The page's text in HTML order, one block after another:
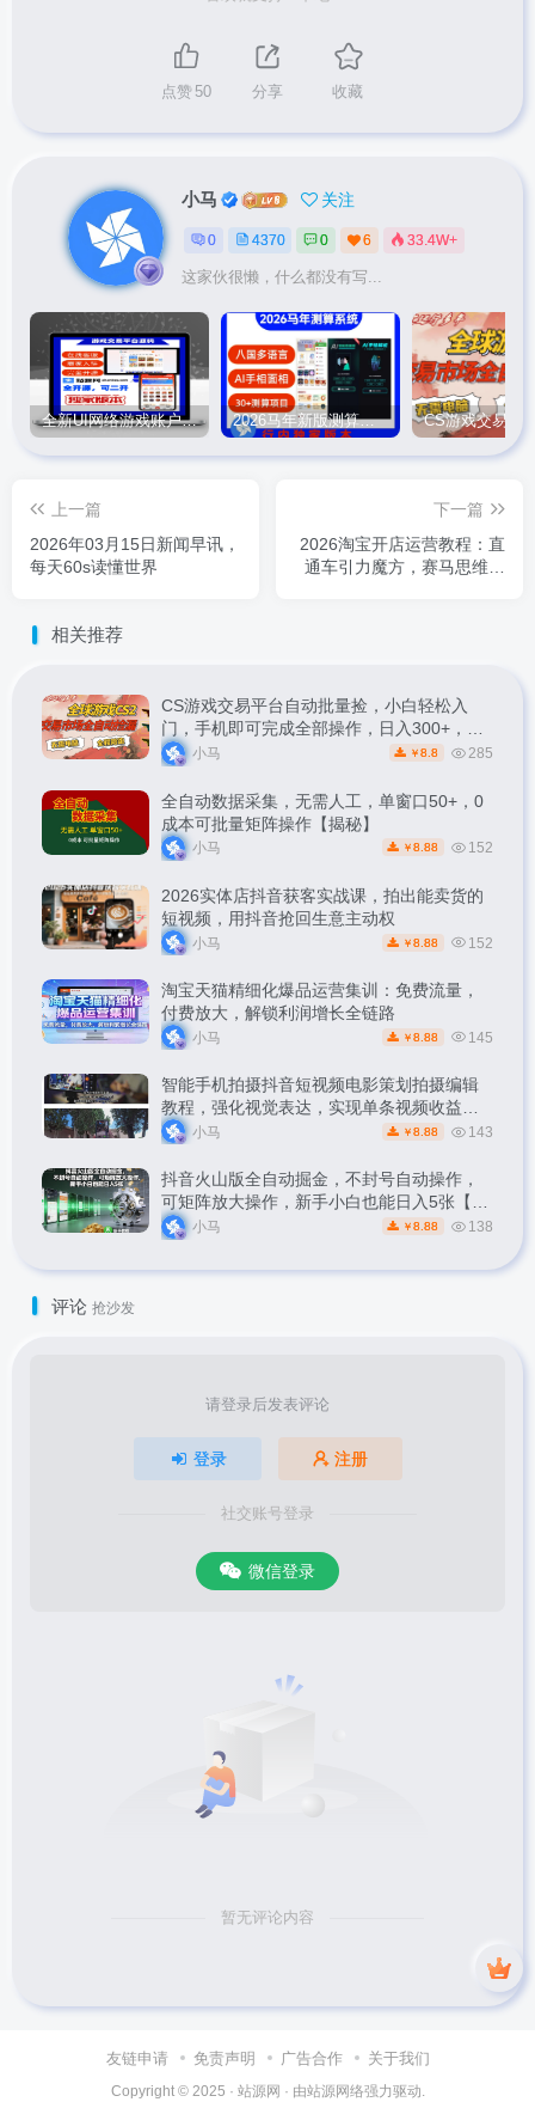
点赞 50 分享 收藏
小马 关注
0 4370 0 6 33.4W+
这家伙很懒，什么都没有写...
全新UI网络游戏账户交易平台系统 全开源版本 2026马年新版测算系统源码
上一篇
2026年03月15日新闻早讯，
每天60s读懂世界
下一篇
2026淘宝开店运营教程：直
通车引力魔方，赛马思维爆
相关推荐
CS游戏交易平台自动批量捡，小白轻松入
门，手机即可完成全部操作，日入300+，轻
松副业【揭秘】
小马 ￥ 8.8 285
全自动数据采集，无需人工，单窗口50+，0
成本可批量矩阵操作【揭秘】
小马 ￥ 8.88 152
2026实体店抖音获客实战课，拍出能卖货的
短视频，用抖音抢回生意主动权
小马 ￥ 8.88 152
淘宝天猫精细化爆品运营集训：免费流量，
付费放大，解锁利润增长全链路
小马 ￥ 8.88 145
智能手机拍摄抖音短视频电影策划拍摄编辑
教程，强化视觉表达，实现单条视频收益破
1k
小马 ￥ 8.88 143
抖音火山版全自动掘金，不封号自动操作，
可矩阵放大操作，新手小白也能日入5张【揭
秘】小马 ￥ 8.88 138
评论 抢沙发
请登录后发表评论
登录 注册
社交账号登录
微信登录
暂无评论内容
友链申请 免责声明 广告合作 关于我们
Copyright © 2025 · 站源网 · 由站源网络强力驱动.